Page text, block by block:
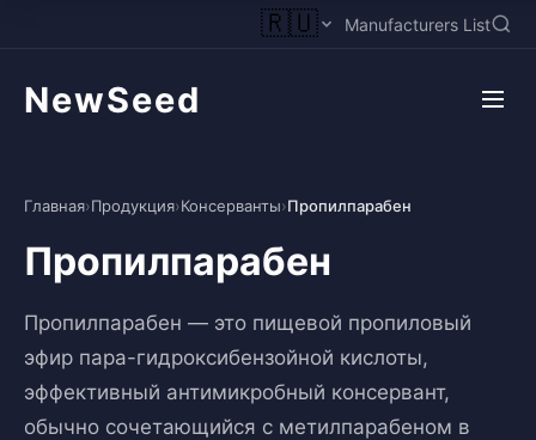
🇷🇺 Manufacturers List
NewSeed
Главная›Продукция›Консерванты›Пропилпарабен
Пропилпарабен
Пропилпарабен — это пищевой пропиловый
эфир пара-гидроксибензойной кислоты,
эффективный антимикробный консервант,
обычно сочетающийся с метилпарабеном в